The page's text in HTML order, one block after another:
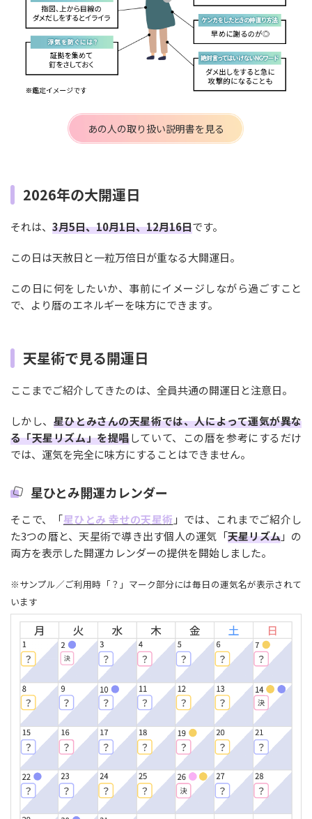
あの人の取り扱い説明書を見る
2026年の大開運日
それは、 3月5日、10月1日、12月16日です。
この日は天赦日と一粒万倍日が重なる大開運日。
この日に何をしたいか、事前にイメージしながら過ごすこと
で、より暦のエネルギーを味方にできます。
天星術で見る開運日
ここまでご紹介してきたのは、全員共通の開運日と注意日。
しかし、 星ひとみさんの天星術では、人によって運気が異な
る「天星リズム」を提唱していて、この暦を参考にするだけ
では、運気を完全に味方にすることはできません。
星ひとみ開運カレンダー
そこで、「星ひとみ 幸せの天星術 」では、これまでご紹介し
た3つの暦と、天星術で導き出す個人の運気「天星リズム」の
両方を表示した開運カレンダーの提供を開始しました。
※サンプル／ご利用時「？」マーク部分には毎日の運気名が表示されて
います